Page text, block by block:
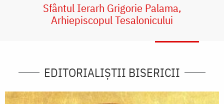
Sfântul Ierarh Grigorie Palama,
Arhiepiscopul Tesalonicului
EDITORIALIȘTII BISERICII